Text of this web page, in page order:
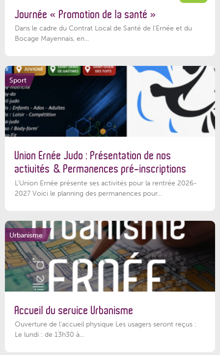
Journée « Promotion de la santé »
Dans le cadre du Contrat Local de Santé de l’Ernée et du
Bocage Mayennais, en...
Sport
Union Ernée Judo : Présentation de nos
activités & Permanences pré-inscriptions
L'Union Ernée présente ses activités pour la rentrée 2026-
2027 Voici le planning des permanences pour...
Urbanisme
Accueil du service Urbanisme
Ouverture de l'accueil physique Les usagers seront reçus :
Le lundi : de 13h30 à...